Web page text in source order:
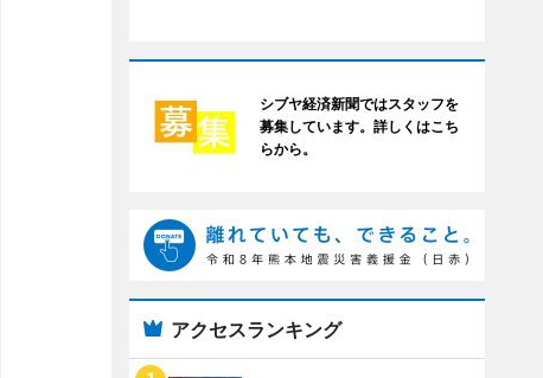
シブヤ経済新聞ではスタッフを
募集しています。詳しくはこち
らから。
アクセスランキング